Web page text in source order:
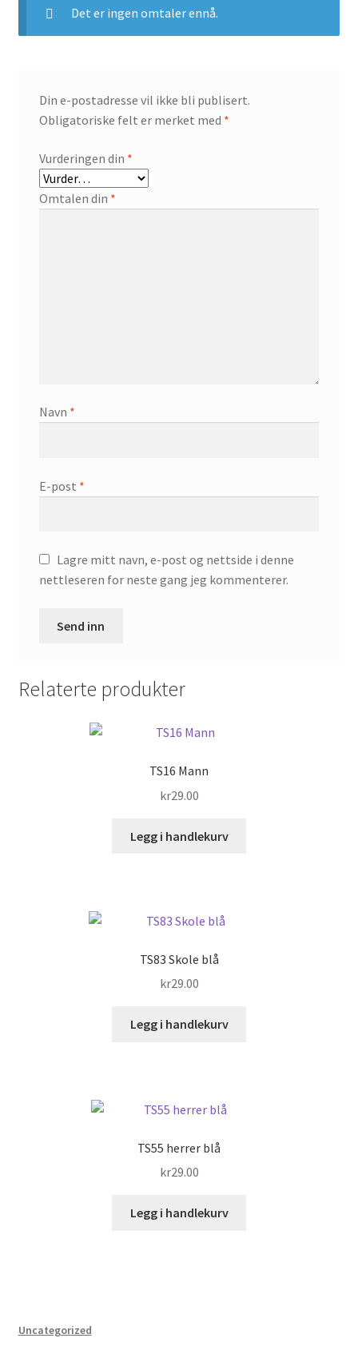
Det er ingen omtaler ennå.
Din e-postadresse vil ikke bli publisert.
Obligatoriske felt er merket med *
Vurderingen din *
Omtalen din *
Navn *
E-post *
Lagre mitt navn, e-post og nettside i denne
nettleseren for neste gang jeg kommenterer.
Relaterte produkter
TS16 Mann
kr29.00
Legg i handlekurv
TS83 Skole blå
kr29.00
Legg i handlekurv
TS55 herrer blå
kr29.00
Legg i handlekurv
Uncategorized